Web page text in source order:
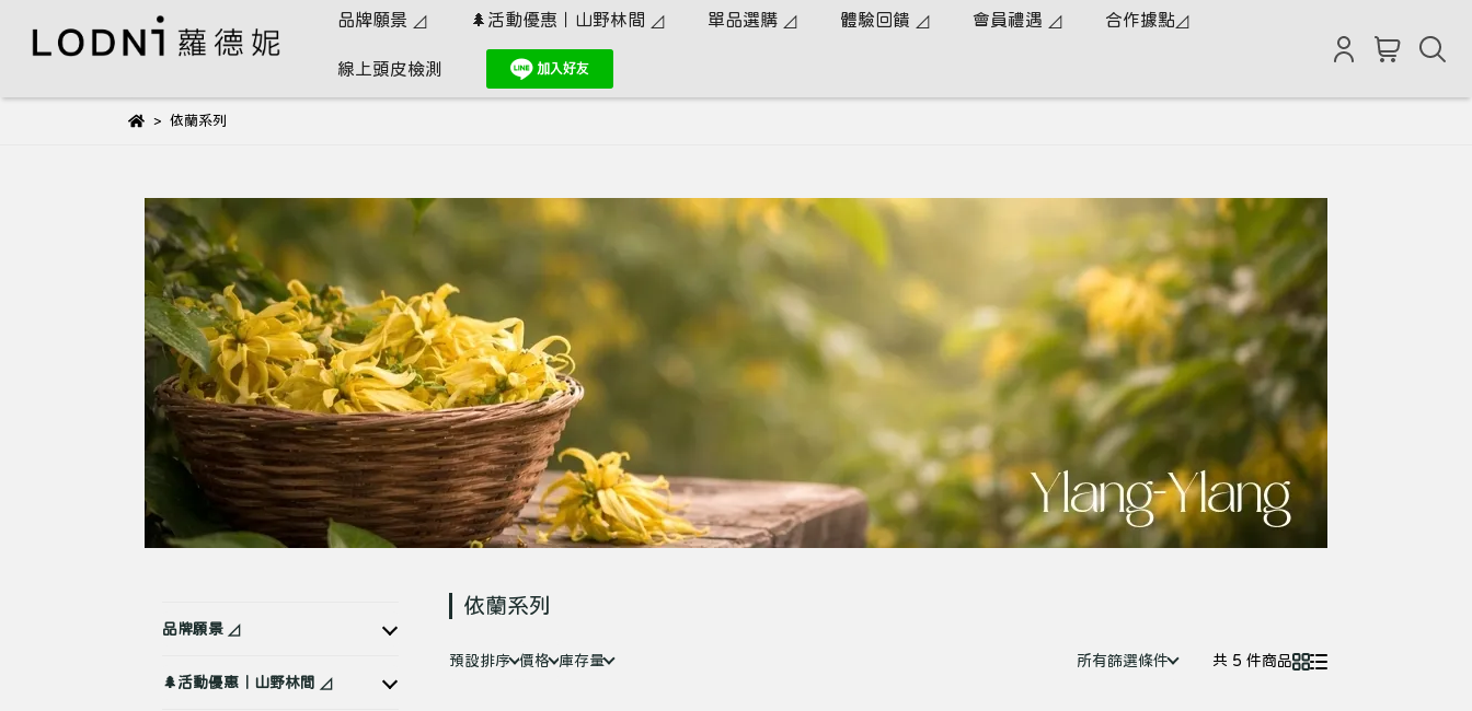
品牌願景 ◿ 🌲活動優惠｜山野林間 ◿ 單品選購 ◿ 體驗回饋 ◿ 會員禮遇 ◿ 合作據點◿
線上頭皮檢測
依蘭系列
品牌願景 ◿
🌲活動優惠｜山野林間 ◿
依蘭系列
預設排序 價格 庫存量 所有篩選條件 共 5 件商品